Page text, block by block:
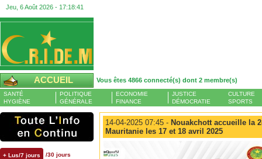
Jeu, 6 Août 2026 - 17:18:42
ACCUEIL Vous êtes 4866 connecté(s) dont 2 membre(s)
SANTÉ
HYGIÈNE
POLITIQUE
GÉNÉRALE
ECONOMIE
FINANCE
JUSTICE
DÉMOCRATIE
CULTURE
SPORTS
+ Lus/7 jours /30 jours
14-04-2025 07:45 - Nouakchott accueille la
Mauritanie les 17 et 18 avril 2025